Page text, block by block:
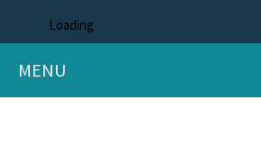
Loading
MENU